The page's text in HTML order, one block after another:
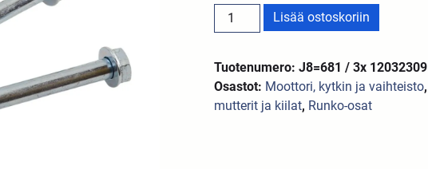
Lisää ostoskoriin
Tuotenumero: J8=681 / 3x 12032309
Osastot: Moottori, kytkin ja vaihteisto,
mutterit ja kiilat, Runko-osat